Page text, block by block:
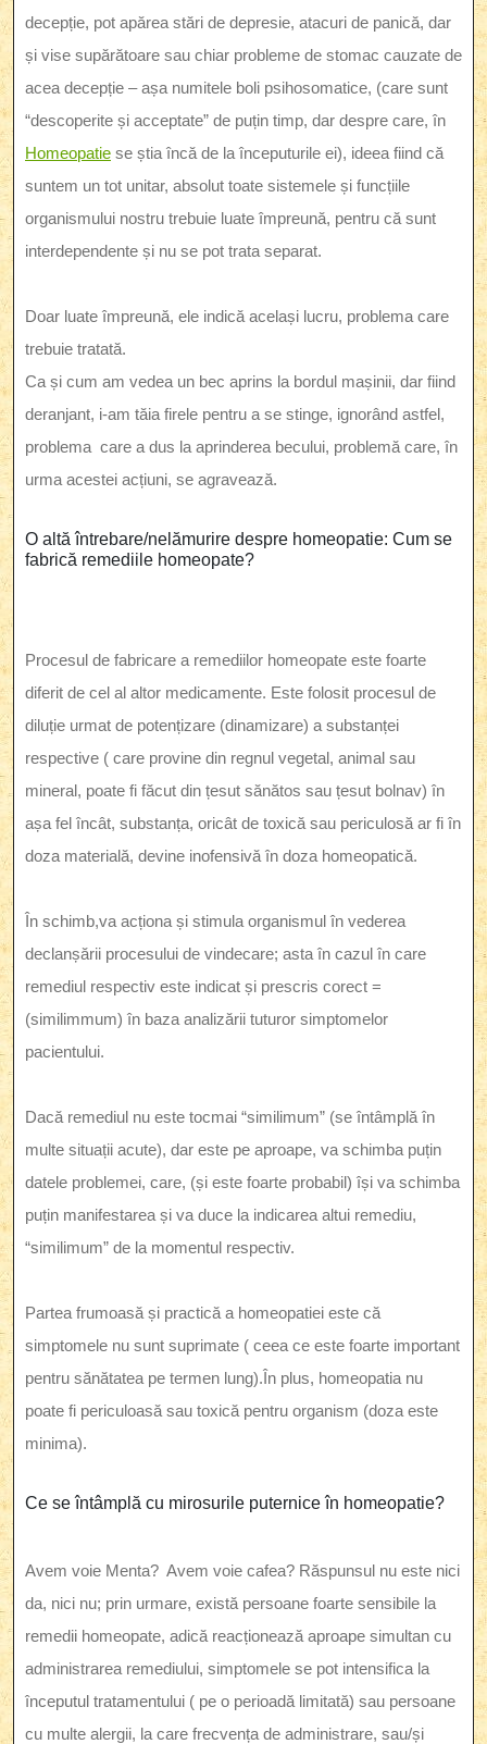
decepție, pot apărea stări de depresie, atacuri de panică, dar
și vise supărătoare sau chiar probleme de stomac cauzate de
acea decepție – așa numitele boli psihosomatice, (care sunt
“descoperite și acceptate” de puțin timp, dar despre care, în
Homeopatie se știa încă de la începuturile ei), ideea fiind că
suntem un tot unitar, absolut toate sistemele și funcțiile
organismului nostru trebuie luate împreună, pentru că sunt
interdependente și nu se pot trata separat.
Doar luate împreună, ele indică același lucru, problema care
trebuie tratată.
Ca și cum am vedea un bec aprins la bordul mașinii, dar fiind
deranjant, i-am tăia firele pentru a se stinge, ignorând astfel,
problema care a dus la aprinderea becului, problemă care, în
urma acestei acțiuni, se agravează.
O altă întrebare/nelămurire despre homeopatie: Cum se
fabrică remediile homeopate?
Procesul de fabricare a remediilor homeopate este foarte
diferit de cel al altor medicamente. Este folosit procesul de
diluție urmat de potențizare (dinamizare) a substanței
respective ( care provine din regnul vegetal, animal sau
mineral, poate fi făcut din țesut sănătos sau țesut bolnav) în
așa fel încât, substanța, oricât de toxică sau periculosă ar fi în
doza materială, devine inofensivă în doza homeopatică.
În schimb,va acționa și stimula organismul în vederea
declanșării procesului de vindecare; asta în cazul în care
remediul respectiv este indicat și prescris corect =
(similimmum) în baza analizării tuturor simptomelor
pacientului.
Dacă remediul nu este tocmai “similimum” (se întâmplă în
multe situații acute), dar este pe aproape, va schimba puțin
datele problemei, care, (și este foarte probabil) își va schimba
puțin manifestarea și va duce la indicarea altui remediu,
“similimum” de la momentul respectiv.
Partea frumoasă și practică a homeopatiei este că
simptomele nu sunt suprimate ( ceea ce este foarte important
pentru sănătatea pe termen lung).În plus, homeopatia nu
poate fi periculoasă sau toxică pentru organism (doza este
minima).
Ce se întâmplă cu mirosurile puternice în homeopatie?
Avem voie Menta? Avem voie cafea? Răspunsul nu este nici
da, nici nu; prin urmare, există persoane foarte sensibile la
remedii homeopate, adică reacționează aproape simultan cu
administrarea remediului, simptomele se pot intensifica la
începutul tratamentului ( pe o perioadă limitată) sau persoane
cu multe alergii, la care frecvența de administrare, sau/și